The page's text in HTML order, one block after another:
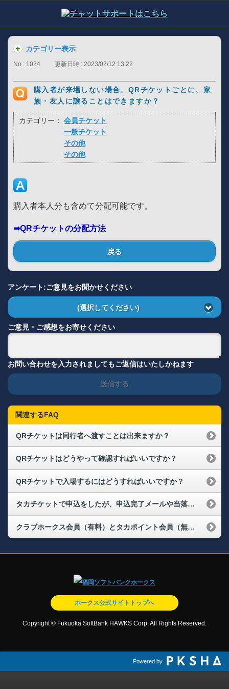
カテゴリー表示
No : 1024 更新日時 : 2023/02/12 13:22
購入者が来場しない場合、QRチケットごとに、家
族・友人に譲ることはできますか？
カテゴリー：
会員チケット
一般チケット
その他
その他
購入者本人分も含めて分配可能です。
➡QRチケットの分配方法
戻る
アンケート:ご意見をお聞かせください
(選択してください)
ご意見・ご感想をお寄せください
お問い合わせを入力されましてもご返信はいたしかねます
送信する
関連するFAQ
QRチケットは同行者へ渡すことは出来ますか？
QRチケットはどうやって確認すればいいですか？
QRチケットで入場するにはどうすればいいですか？
タカチケットで申込をしたが、申込完了メールや当落結果のメールが届かない
クラブホークス会員（有料）とタカポイント会員（無料）の違いは何ですか？
ホークス公式サイトトップへ
Copyright © Fukuoka SoftBank HAWKS Corp. All Rights Reserved.
Powered by